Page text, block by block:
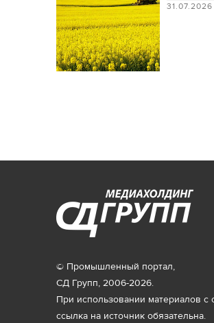
31.07.2026
© Промышленный портал,
СД Групп, 2006-2026.
При использовании материалов с
ссылка на источник обязательна.